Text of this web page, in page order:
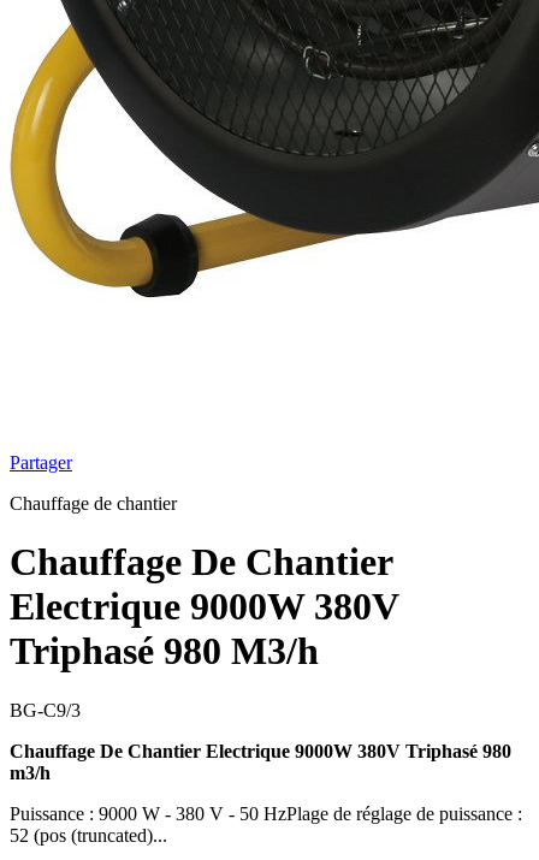
Partager
Chauffage de chantier
Chauffage De Chantier
Electrique 9000W 380V
Triphasé 980 M3/h
BG-C9/3
Chauffage De Chantier Electrique 9000W 380V Triphasé 980
m3/h
Puissance : 9000 W - 380 V - 50 HzPlage de réglage de puissance :
52 (pos (truncated)...